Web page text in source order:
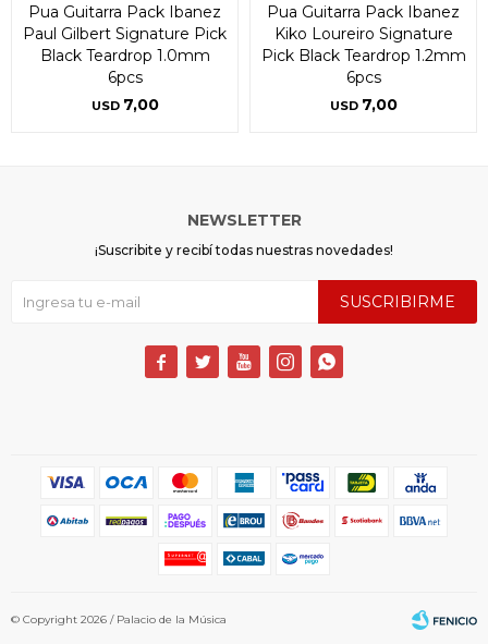
Pua Guitarra Pack Ibanez
Paul Gilbert Signature Pick
Black Teardrop 1.0mm
6pcs
USD 7,00
Pua Guitarra Pack Ibanez
Kiko Loureiro Signature
Pick Black Teardrop 1.2mm
6pcs
USD 7,00
NEWSLETTER
¡Suscribite y recibí todas nuestras novedades!
SUSCRIBIRME
    
© Copyright 2026 / Palacio de la Música